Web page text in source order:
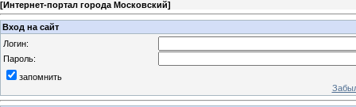
[Интернет-портал города Московский]
Вход на сайт
Логин:
Пароль:
запомнить